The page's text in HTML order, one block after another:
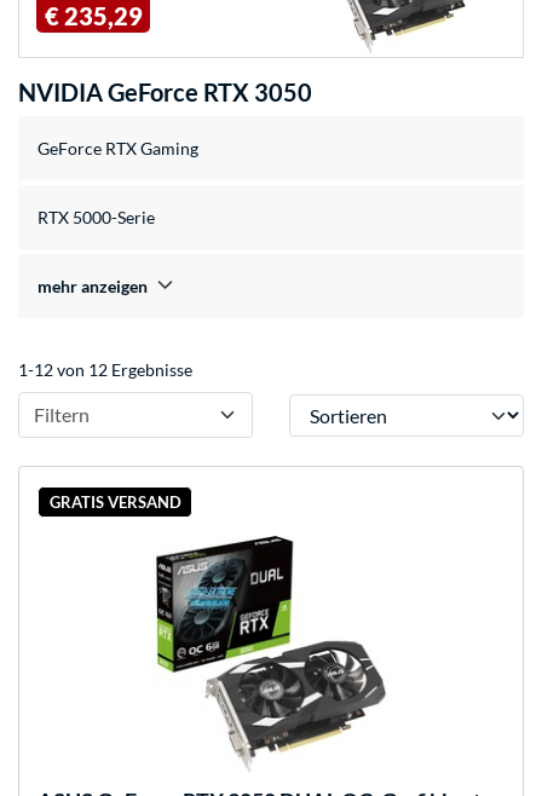
€ 235,29
NVIDIA GeForce RTX 3050
GeForce RTX Gaming
RTX 5000-Serie
mehr anzeigen
1-12 von 12 Ergebnisse
Filtern Sortieren
GRATIS VERSAND